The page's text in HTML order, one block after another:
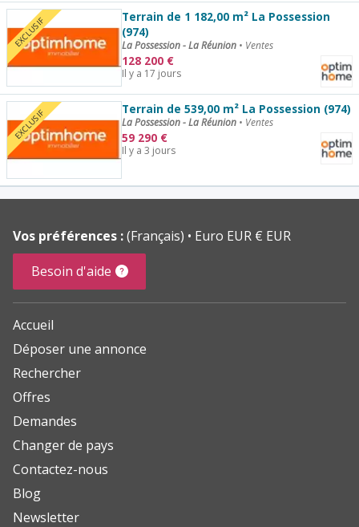
EXCLUSIF
Terrain de 1 182,00 m² La Possession
(974)
La Possession - La Réunion • Ventes
128 200 €
Il y a 17 jours
EXCLUSIF Terrain de 539,00 m² La Possession (974)
La Possession - La Réunion • Ventes
59 290 €
Il y a 3 jours
Vos préférences :(Français)
Euro EUR € EUR
Besoin d'aide
Accueil
Déposer une annonce
Rechercher
Offres
Demandes
Changer de pays
Contactez-nous
Blog
Newsletter